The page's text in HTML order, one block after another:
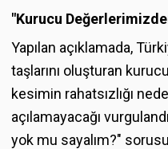
"Kurucu
Yapılan açıklamada,
taşlarını oluşturan
kesimin rahatsızlığı
açılamayacağı
yok mu sayalım?"